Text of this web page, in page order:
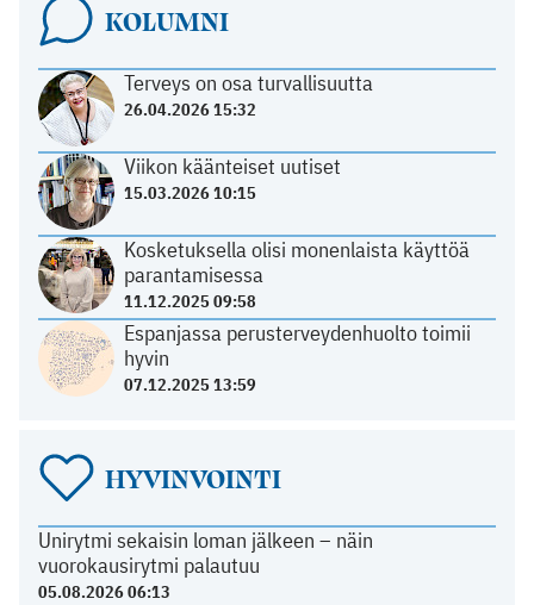
KOLUMNI
Terveys on osa turvallisuutta
26.04.2026 15:32
Viikon käänteiset uutiset
15.03.2026 10:15
Kosketuksella olisi monenlaista käyttöä
parantamisessa
11.12.2025 09:58
Espanjassa perusterveydenhuolto toimii
hyvin
07.12.2025 13:59
HYVINVOINTI
Unirytmi sekaisin loman jälkeen – näin
vuorokausirytmi palautuu
05.08.2026 06:13